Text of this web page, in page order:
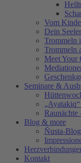
Vom
Dein
Trommeln
Trommeln
Meet Your
Seminare &
Raunächte
Blog & more
Ñusta-Blog
Kontakt